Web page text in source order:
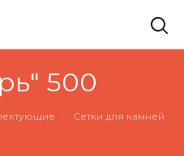
500
Сетки для камней